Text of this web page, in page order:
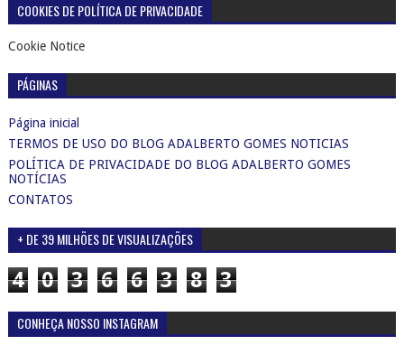
COOKIES DE POLÍTICA DE PRIVACIDADE
Cookie Notice
PÁGINAS
Página inicial
TERMOS DE USO DO BLOG ADALBERTO GOMES NOTICIAS
POLÍTICA DE PRIVACIDADE DO BLOG ADALBERTO GOMES
NOTÍCIAS
CONTATOS
+ DE 39 MILHÕES DE VISUALIZAÇÕES
4 0 3 6 6 3 8 3
CONHEÇA NOSSO INSTAGRAM